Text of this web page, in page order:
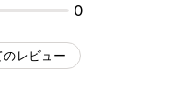
0
のレビュー